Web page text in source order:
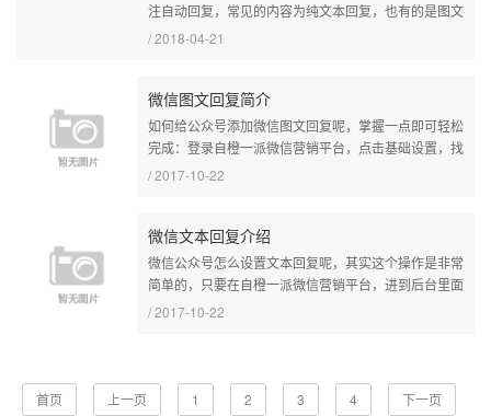
注自动回复，常见的内容为纯文本回复，也有的是图文
回复，但是小伙伴们知道怎么设置关注后弹出多图文
/ 2018-04-21
微信图文回复简介
如何给公众号添加微信图文回复呢，掌握一点即可轻松
完成：登录自橙一派微信营销平台，点击基础设置，找
到微信图文回复，新增一个就可以了，填写里面的标
/ 2017-10-22
微信文本回复介绍
微信公众号怎么设置文本回复呢，其实这个操作是非常
简单的，只要在自橙一派微信营销平台，进到后台里面
找到基础设置，点击微信-文本回复，新增文本自定义
/ 2017-10-22
首页 上一页 1 2 3 4 下一页